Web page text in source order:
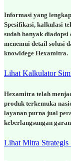
Informasi yang
Spesifikasi, kalkulasi
sudah banyak
menemui detail solusi
knowldege Hexamitra.
Lihat Kalkulator
Hexamitra telah
produk terkemuka
layanan purna jual
keberlangsungan
Lihat Mitra Strategis